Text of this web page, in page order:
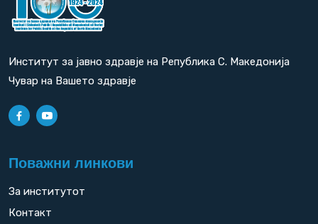
Институт за јавно здравје на Република С. Македонија
Чувар на Вашето здравје
Поважни линкови
За институтот
Контакт